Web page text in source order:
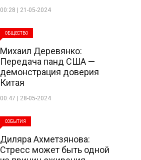
00:28 | 21-05-2024
ОБЩЕСТВО
Михаил Деревянко:
Передача панд США —
демонстрация доверия
Китая
00:47 | 28-05-2024
СОБЫТИЯ
Диляра Ахметзянова:
Стресс может быть одной